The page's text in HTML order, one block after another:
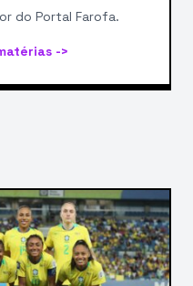
do Portal Farofa.
->